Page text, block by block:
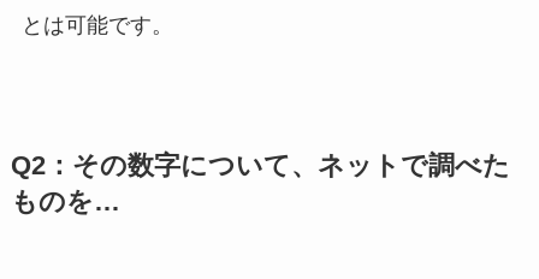
とは可能です。
Q2：その数字について、ネットで調べた
ものを…